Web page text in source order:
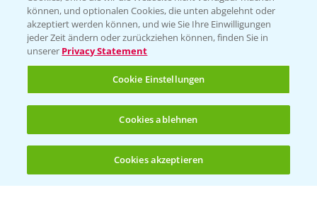
(noch 4)
BROSCHÜREN
Ackerbau
Saatgut
Sonderkulturen
Verantwortung & Sorgfalt
PAMIRA - Packmittelrücknahme
Sammelstellen und Termine
können, und optionalen Cookies, die unten abgelehnt oder
akzeptiert werden können, und wie Sie Ihre Einwilligungen
jeder Zeit ändern oder zurückziehen können, finden Sie in
unserer Privacy Statement
Cookie Einstellungen
Cookies ablehnen
Cookies akzeptieren